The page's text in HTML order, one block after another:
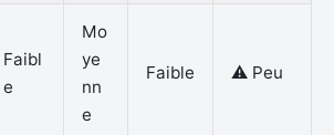
Faibl
e
Mo
ye
nn
e
Faible ⚠️ Peu